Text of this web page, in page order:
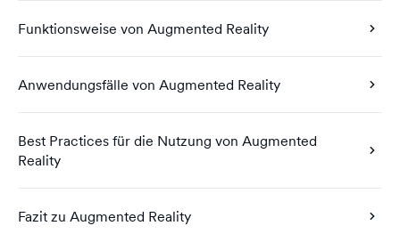
Funktionsweise von Augmented Reality
Anwendungsfälle von Augmented Reality
Best Practices für die Nutzung von Augmented
Reality
Fazit zu Augmented Reality